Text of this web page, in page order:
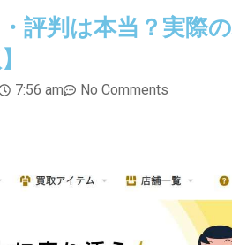
評判は本当？実際
7:56 am No Comments